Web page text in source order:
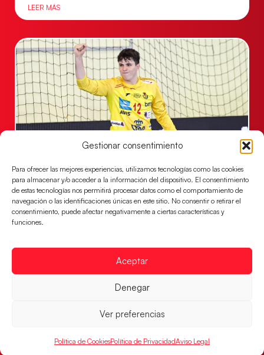
Gestionar consentimiento
Para ofrecer las mejores experiencias, utilizamos tecnologías como las cookies
para almacenar y/o acceder a la información del dispositivo. El consentimiento
de estas tecnologías nos permitirá procesar datos como el comportamiento de
navegación o las identificaciones únicas en este sitio. No consentir o retirar el
consentimiento, puede afectar negativamente a ciertas características y
funciones.
Aceptar
Denegar
Ver preferencias
Política de CookiesPolítica de PrivacidadAviso Legal
LEER MÁS
Los Hispanos Juveniles se imponen a
Polonia para sacar su billete a cuartos de
final
Victoria 32-30 para el equipo dirigido por Javier
Márquez